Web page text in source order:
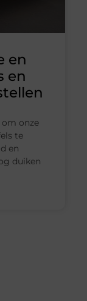
en
en
om onze
te
en
duiken